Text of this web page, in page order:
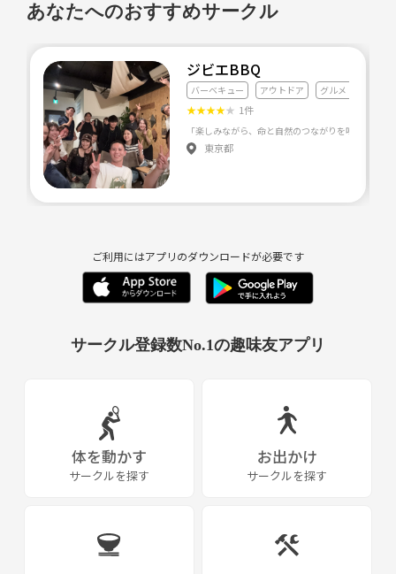
#40代 #50代 #アラフォー #アラフィフ #同世代 #同年代 #少人数 #友達作
り #仲間探し #リア友
#アウトドア #お花見 #綺麗な景色 #海遊び #花火 #ランチ #カフェ #飲み
#ハイキング #美味しいお店 #オフ会
あなたへのおすすめサークル
ジビエBBQ
バーベキュー アウトドア グルメ・料理全般
★★★★★ 1件
東京都
ご利用にはアプリのダウンロードが必要です
サークル登録数No.1の趣味友アプリ
体を動かす
サークルを探す
お出かけ
サークルを探す